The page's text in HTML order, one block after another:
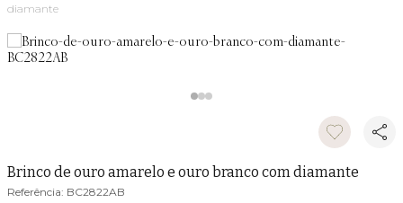
diamante
Brinco de ouro amarelo e ouro branco com diamante
BC2822AB